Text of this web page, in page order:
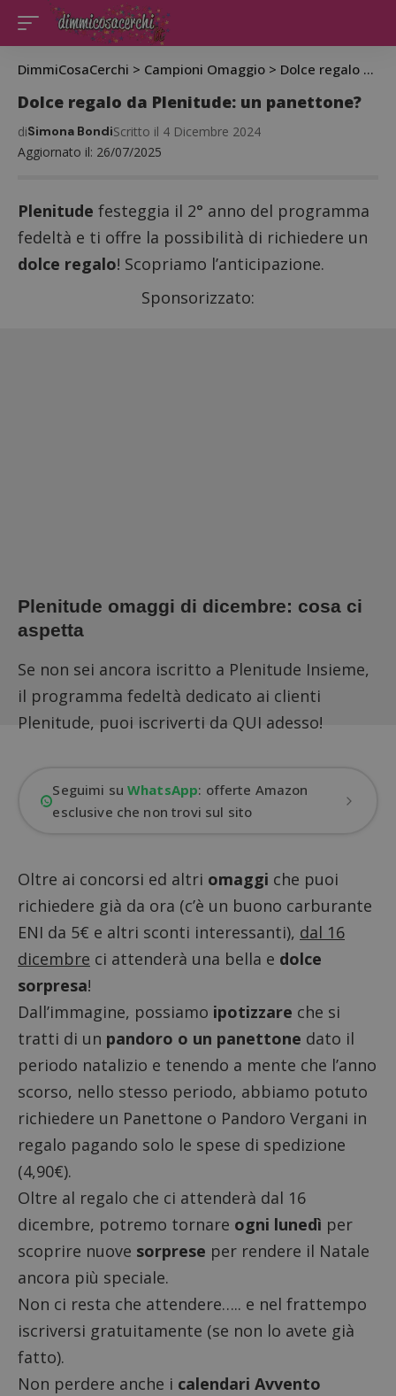
DimmiCosaCerchi > Campioni Omaggio > Dolce regalo da Plenitude: un panettone?
Dolce regalo da Plenitude: un panettone?
Aggiornato il: 26/07/2025
diSimona BondiScritto il 4 Dicembre 2024
Plenitude festeggia il 2° anno del programma
fedeltà e ti offre la possibilità di richiedere un
dolce regalo! Scopriamo l’anticipazione.
Sponsorizzato:
Plenitude omaggi di dicembre: cosa ci
aspetta
Se non sei ancora iscritto a Plenitude Insieme,
il programma fedeltà dedicato ai clienti
Plenitude, puoi iscriverti da QUI adesso!
Seguimi suWhatsApp: offerte Amazon
esclusive che non trovi sul sito
Oltre ai concorsi ed altri omaggi che puoi
richiedere già da ora (c’è un buono carburante
ENI da 5€ e altri sconti interessanti), dal 16
dicembre ci attenderà una bella e dolce
sorpresa!
Dall’immagine, possiamo ipotizzare che si
tratti di un pandoro o un panettone dato il
periodo natalizio e tenendo a mente che l’anno
scorso, nello stesso periodo, abbiamo potuto
richiedere un Panettone o Pandoro Vergani in
regalo pagando solo le spese di spedizione
(4,90€).
Oltre al regalo che ci attenderà dal 16
dicembre, potremo tornare ogni lunedì per
scoprire nuove sorprese per rendere il Natale
ancora più speciale.
Non ci resta che attendere….. e nel frattempo
iscriversi gratuitamente (se non lo avete già
fatto).
Non perdere anche i calendari Avvento